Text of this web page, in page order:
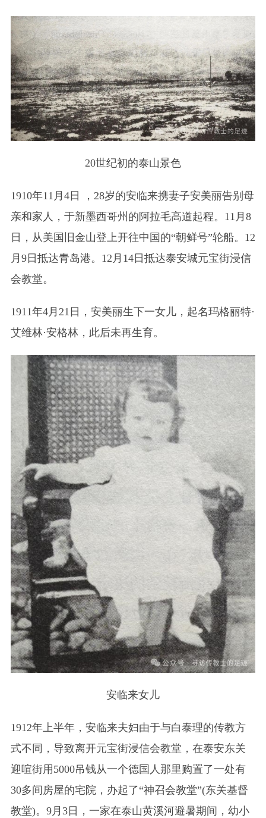
20世纪初的泰山景色
1910年11月4日 ，28岁的安临来携妻子安美丽告别母
亲和家人，于新墨西哥州的阿拉毛高道起程。11月8
日，从美国旧金山登上开往中国的“朝鲜号”轮船。12
月9日抵达青岛港。12月14日抵达泰安城元宝街浸信
会教堂。
1911年4月21日，安美丽生下一女儿，起名玛格丽特·
艾维林·安格林，此后未再生育。
安临来女儿
1912年上半年，安临来夫妇由于与白泰理的传教方
式不同，导致离开元宝街浸信会教堂，在泰安东关
迎喧街用5000吊钱从一个德国人那里购置了一处有
30多间房屋的宅院，办起了“神召会教堂”(东关基督
教堂)。9月3日，一家在泰山黄溪河避暑期间，幼小